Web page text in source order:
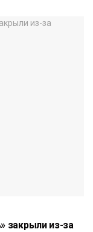
закрыли из-за